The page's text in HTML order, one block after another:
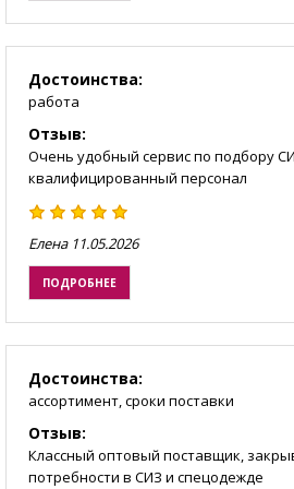
Достоинства:
работа
Отзыв:
Очень удобный сервис по подбору
квалифицированный персонал
Елена 11.05.2026
ПОДРОБНЕЕ
Достоинства:
ассортимент, сроки поставки
Отзыв:
Классный оптовый поставщик,
потребности в СИЗ и спецодежде